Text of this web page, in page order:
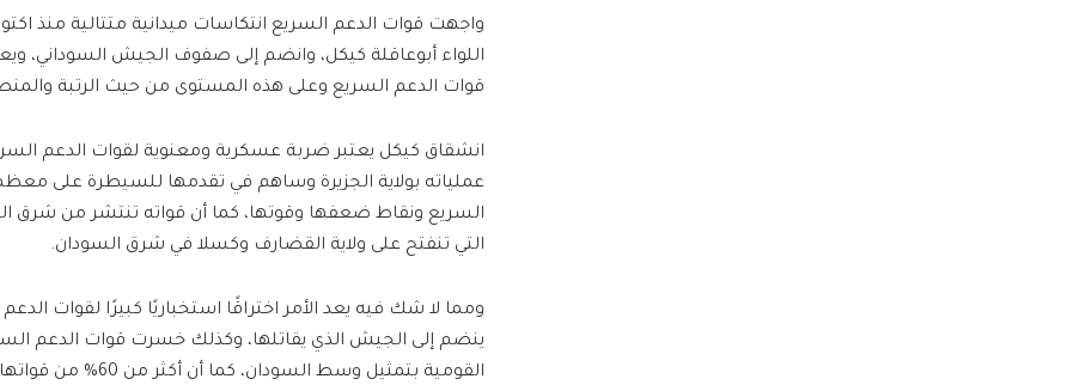
اللواء أبوعاقلة كيكل، وانضم إلى صفوف الجيش السوداني،
قوات الدعم السريع وعلى هذه المستوى من حيث الرتبة والمنصب
انشقاق كيكل يعتبر ضربة عسكرية ومعنوية لقوات الدعم
عملياته بولاية الجزيرة وساهم في تقدمها للسيطرة على
السريع ونقاط ضعفها وقوتها، كما أن قواته تنتشر من شرق
التي تنفتح على ولاية القضارف وكسلا في شرق السودان.
ومما لا شك فيه يعد الأمر اختراقًا استخباريًا كبيرًا لقوات
ينضم إلى الجيش الذي يقاتلها، وكذلك خسرت قوات الدعم
القومية بتمثيل وسط